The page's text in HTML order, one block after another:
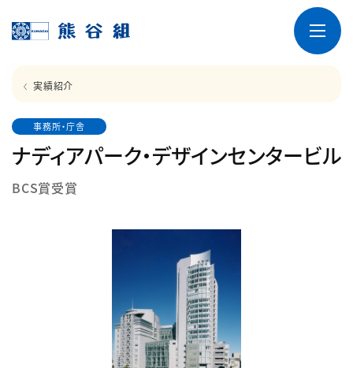
実績紹介
事務所・庁舎
ナディアパーク・デザインセンタービル
BCS賞受賞